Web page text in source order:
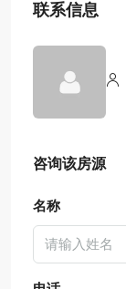
联系信息
咨询该房源
名称